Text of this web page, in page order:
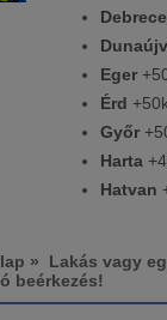
Eger
Érd
Győr
Harta
Hatvan
» Lakás vagy
beérkezés!